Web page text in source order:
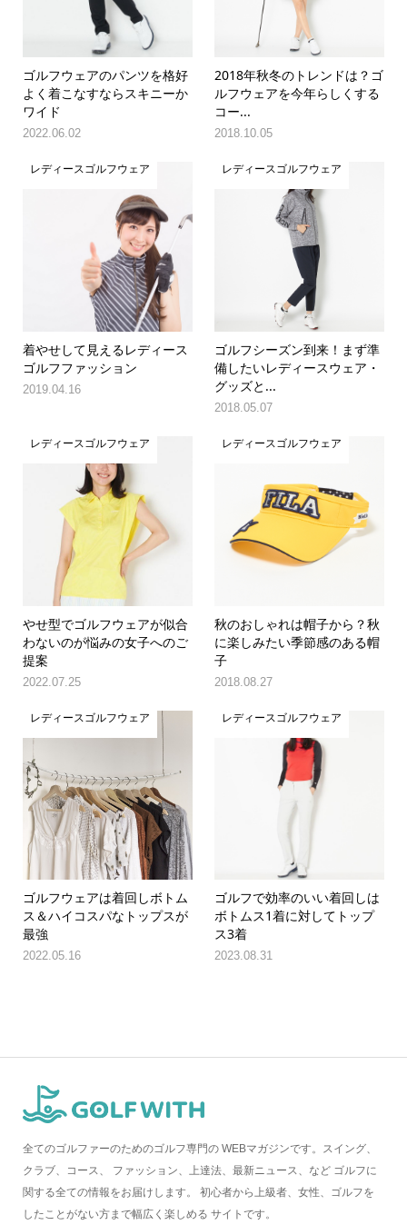
ゴルフウェアのパンツを格好
よく着こなすならスキニーか
ワイド
2022.06.02
2018年秋冬のトレンドは？ゴ
ルフウェアを今年らしくする
コー...
2018.10.05
レディースゴルフウェア
着やせして見えるレディース
ゴルフファッション
2019.04.16
レディースゴルフウェア
ゴルフシーズン到来！まず準
備したいレディースウェア・
グッズと...
2018.05.07
レディースゴルフウェア
やせ型でゴルフウェアが似合
わないのが悩みの女子へのご
提案
2022.07.25
レディースゴルフウェア
秋のおしゃれは帽子から？秋
に楽しみたい季節感のある帽
子
2018.08.27
レディースゴルフウェア
ゴルフウェアは着回しボトム
ス＆ハイコスパなトップスが
最強
2022.05.16
レディースゴルフウェア
ゴルフで効率のいい着回しは
ボトムス1着に対してトップ
ス3着
2023.08.31
全てのゴルファーのためのゴルフ専門の WEBマガジンです。スイング、
クラブ、コース、 ファッション、上達法、最新ニュース、など ゴルフに
関する全ての情報をお届けします。 初心者から上級者、女性、ゴルフを
したことがない方まで幅広く楽しめる サイトです。